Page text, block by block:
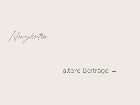
Neuigkeiten
ältere Beiträge →